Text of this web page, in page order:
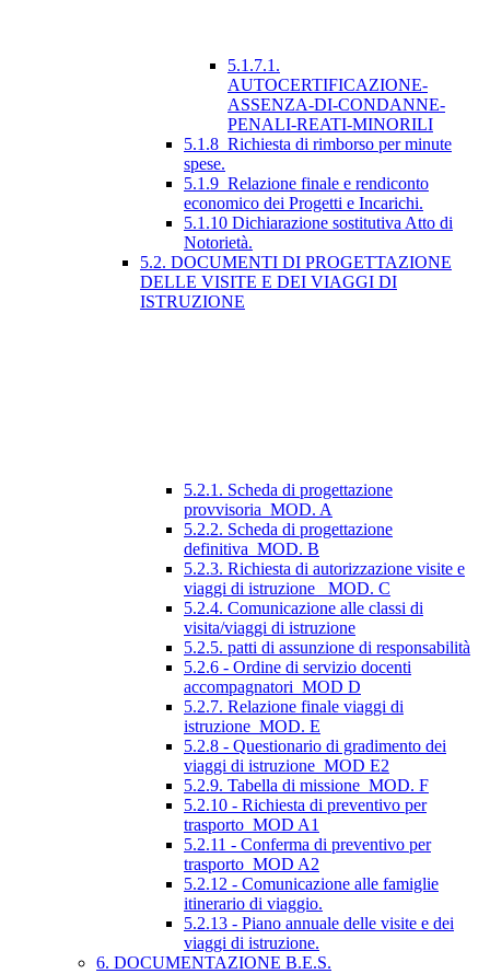
5.1.7.1.
AUTOCERTIFICAZIONE-
ASSENZA-DI-CONDANNE-
PENALI-REATI-MINORILI
5.1.8_Richiesta di rimborso per minute
spese.
5.1.9_Relazione finale e rendiconto
economico dei Progetti e Incarichi.
5.1.10 Dichiarazione sostitutiva Atto di
Notorietà.
5.2. DOCUMENTI DI PROGETTAZIONE
DELLE VISITE E DEI VIAGGI DI
ISTRUZIONE
5.2.1. Scheda di progettazione
provvisoria_MOD. A
5.2.2. Scheda di progettazione
definitiva_MOD. B
5.2.3. Richiesta di autorizzazione visite e
viaggi di istruzione_ MOD. C
5.2.4. Comunicazione alle classi di
visita/viaggi di istruzione
5.2.5. patti di assunzione di responsabilità
5.2.6 - Ordine di servizio docenti
accompagnatori_MOD D
5.2.7. Relazione finale viaggi di
istruzione_MOD. E
5.2.8 - Questionario di gradimento dei
viaggi di istruzione_MOD E2
5.2.9. Tabella di missione_MOD. F
5.2.10 - Richiesta di preventivo per
trasporto_MOD A1
5.2.11 - Conferma di preventivo per
trasporto_MOD A2
5.2.12 - Comunicazione alle famiglie
itinerario di viaggio.
5.2.13 - Piano annuale delle visite e dei
viaggi di istruzione.
6. DOCUMENTAZIONE B.E.S.